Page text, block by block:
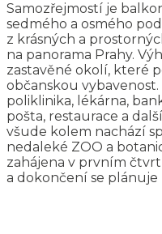
Samozřejmostí je
sedmého a osmého
z krásných a
na panorama Prahy.
zastavěné okolí, které
občanskou
poliklinika, lékárna,
pošta, restaurace a
všude kolem nachází
nedaleké ZOO a
zahájena v prvním
a dokončení se